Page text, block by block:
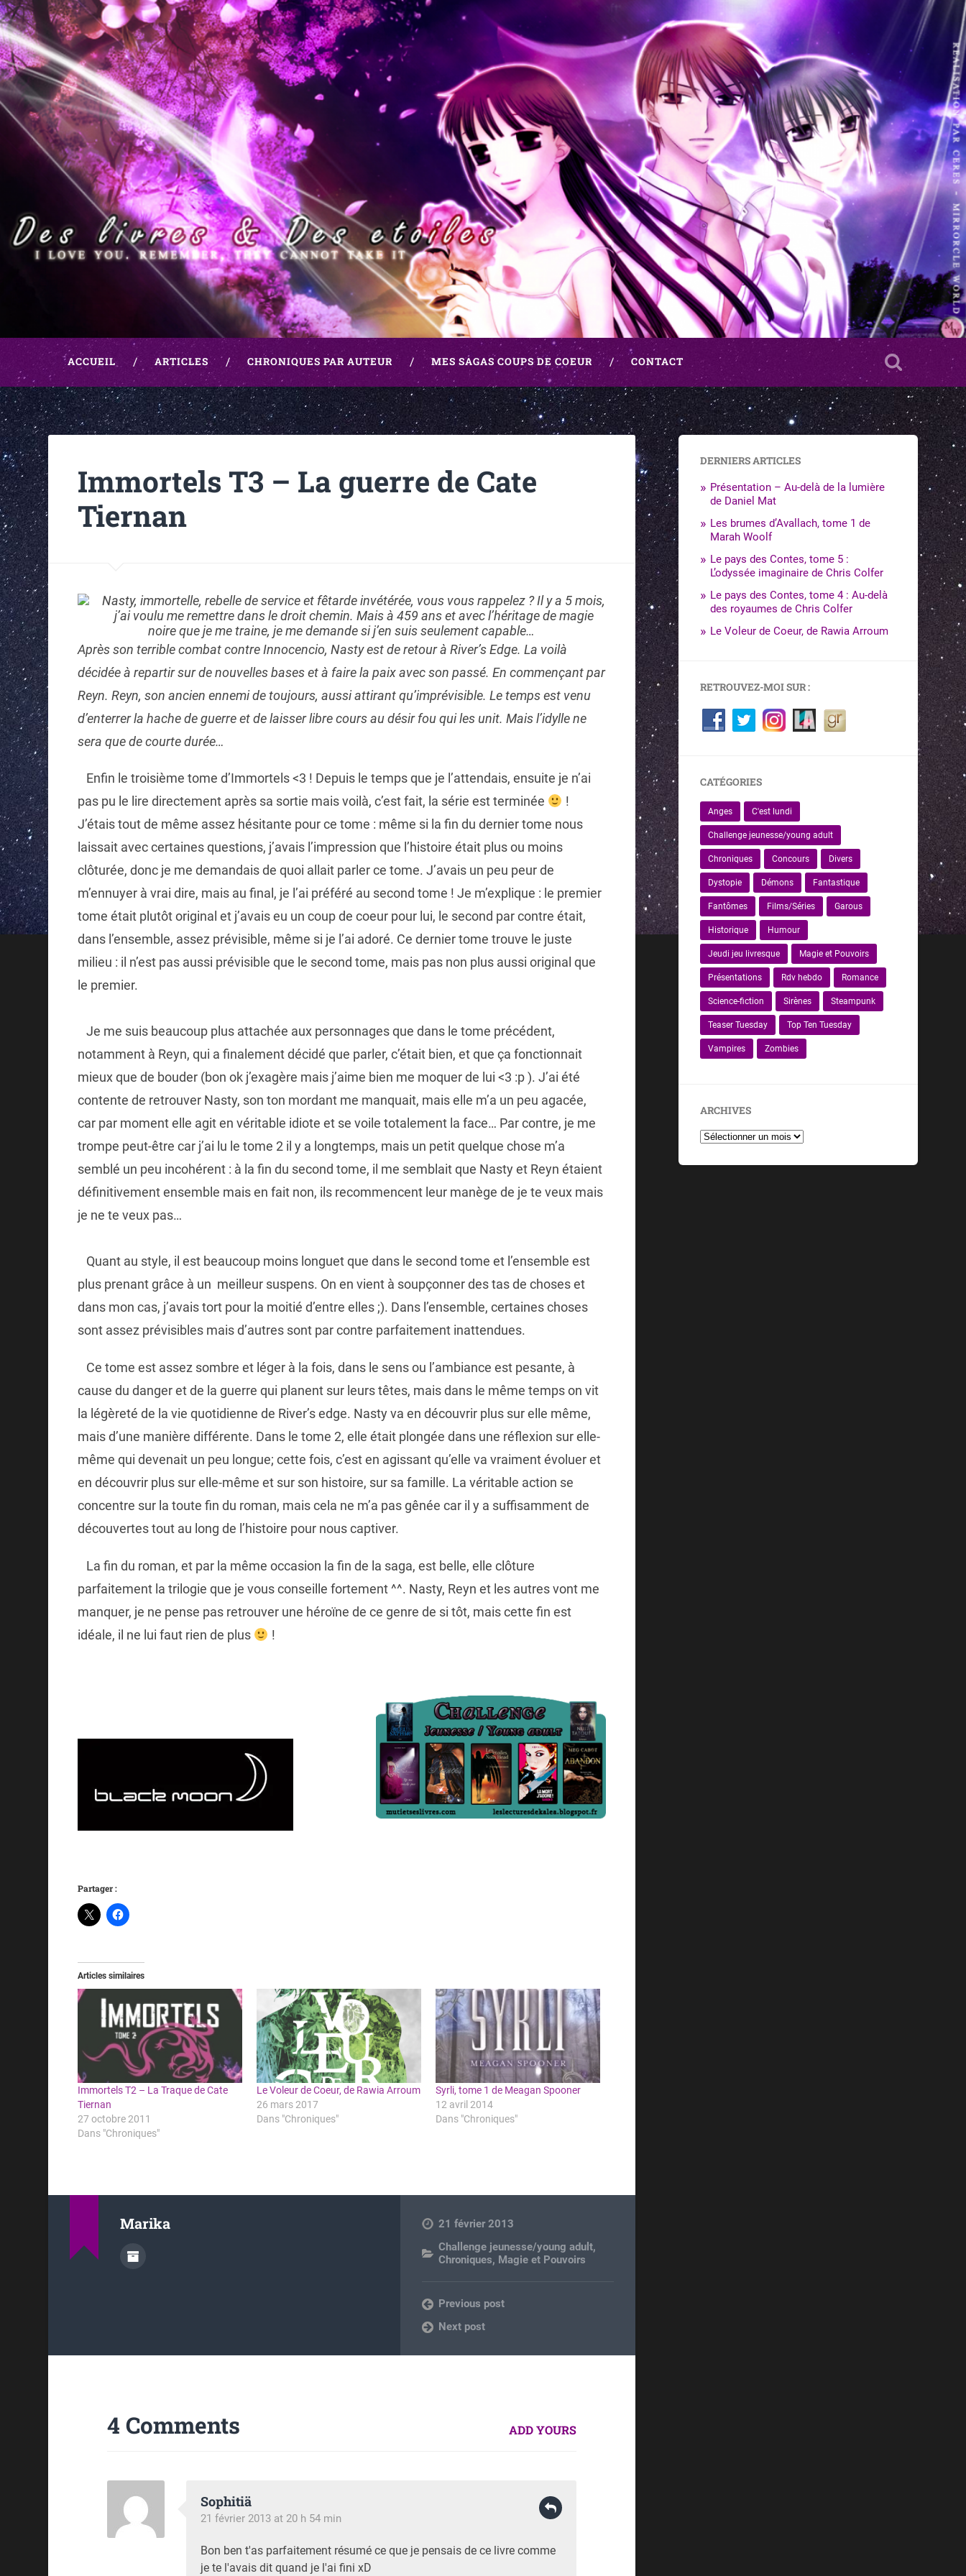
ACCUEIL ARTICLES CHRONIQUES PAR AUTEUR MES SAGAS COUPS DE COEUR CONTACT
Immortels T3 – La guerre de Cate
Tiernan
Nasty, immortelle, rebelle de service et fêtarde invétérée, vous vous rappelez ? Il y a 5 mois,
j’ai voulu me remettre dans le droit chemin. Mais à 459 ans et avec l’héritage de magie
noire que je me traine, je me demande si j’en suis seulement capable…
Après son terrible combat contre Innocencio, Nasty est de retour à River’s Edge. La voilà
décidée à repartir sur de nouvelles bases et à faire la paix avec son passé. En commençant par
Reyn. Reyn, son ancien ennemi de toujours, aussi attirant qu’imprévisible. Le temps est venu
d’enterrer la hache de guerre et de laisser libre cours au désir fou qui les unit. Mais l’idylle ne
sera que de courte durée…
Enfin le troisième tome d’Immortels <3 ! Depuis le temps que je l’attendais, ensuite je n’ai
pas pu le lire directement après sa sortie mais voilà, c’est fait, la série est terminée
!
J’étais tout de même assez hésitante pour ce tome : même si la fin du dernier tome nous
laissait avec certaines questions, j’avais l’impression que l’histoire était plus ou moins
clôturée, donc je me demandais de quoi allait parler ce tome. J’avais un peu peur de
m’ennuyer à vrai dire, mais au final, je l’ai préféré au second tome ! Je m’explique : le premier
tome était plutôt original et j’avais eu un coup de coeur pour lui, le second par contre était,
dans l’ensemble, assez prévisible, même si je l’ai adoré. Ce dernier tome trouve le juste
milieu : il n’est pas aussi prévisible que le second tome, mais pas non plus aussi original que
le premier.
Je me suis beaucoup plus attachée aux personnages que dans le tome précédent,
notamment à Reyn, qui a finalement décidé que parler, c’était bien, et que ça fonctionnait
mieux que de bouder (bon ok j’exagère mais j’aime bien me moquer de lui <3 :p ). J’ai été
contente de retrouver Nasty, son ton mordant me manquait, mais elle m’a un peu agacée,
car par moment elle agit en véritable idiote et se voile totalement la face… Par contre, je me
trompe peut-être car j’ai lu le tome 2 il y a longtemps, mais un petit quelque chose m’a
semblé un peu incohérent : à la fin du second tome, il me semblait que Nasty et Reyn étaient
définitivement ensemble mais en fait non, ils recommencent leur manège de je te veux mais
je ne te veux pas…
Quant au style, il est beaucoup moins longuet que dans le second tome et l’ensemble est
plus prenant grâce à un meilleur suspens. On en vient à soupçonner des tas de choses et
dans mon cas, j’avais tort pour la moitié d’entre elles ;). Dans l’ensemble, certaines choses
sont assez prévisibles mais d’autres sont par contre parfaitement inattendues.
Ce tome est assez sombre et léger à la fois, dans le sens ou l’ambiance est pesante, à
cause du danger et de la guerre qui planent sur leurs têtes, mais dans le même temps on vit
la légèreté de la vie quotidienne de River’s edge. Nasty va en découvrir plus sur elle même,
mais d’une manière différente. Dans le tome 2, elle était plongée dans une réflexion sur elle-
même qui devenait un peu longue; cette fois, c’est en agissant qu’elle va vraiment évoluer et
en découvrir plus sur elle-même et sur son histoire, sur sa famille. La véritable action se
concentre sur la toute fin du roman, mais cela ne m’a pas gênée car il y a suffisamment de
découvertes tout au long de l’histoire pour nous captiver.
La fin du roman, et par la même occasion la fin de la saga, est belle, elle clôture
parfaitement la trilogie que je vous conseille fortement ^^. Nasty, Reyn et les autres vont me
manquer, je ne pense pas retrouver une héroïne de ce genre de si tôt, mais cette fin est
idéale, il ne lui faut rien de plus
!
Partager :
Articles similaires
Immortels T2 – La Traque de Cate
Tiernan
27 octobre 2011
Dans "Chroniques"
Le Voleur de Coeur, de Rawia Arroum
26 mars 2017
Dans "Chroniques"
Syrli, tome 1 de Meagan Spooner
12 avril 2014
Dans "Chroniques"
Marika
21 février 2013
Challenge jeunesse/young adult,
Chroniques, Magie et Pouvoirs
Previous post
Next post
4 Comments ADD YOURS
Sophitiä
21 février 2013 at 20 h 54 min
Bon ben t'as parfaitement résumé ce que je pensais de ce livre comme
je te l'avais dit quand je l'ai fini xD
DERNIERS ARTICLES
Présentation – Au-delà de la lumière
de Daniel Mat
Les brumes d’Avallach, tome 1 de
Marah Woolf
Le pays des Contes, tome 5 :
L’odyssée imaginaire de Chris Colfer
Le pays des Contes, tome 4 : Au-delà
des royaumes de Chris Colfer
Le Voleur de Coeur, de Rawia Arroum
RETROUVEZ-MOI SUR :
CATÉGORIES
Anges C'est lundi
Challenge jeunesse/young adult
Chroniques Concours Divers
Dystopie Démons Fantastique
Fantômes Films/Séries Garous
Historique Humour
Jeudi jeu livresque Magie et Pouvoirs
Présentations Rdv hebdo Romance
Science-fiction Sirènes Steampunk
Teaser Tuesday Top Ten Tuesday
Vampires Zombies
ARCHIVES